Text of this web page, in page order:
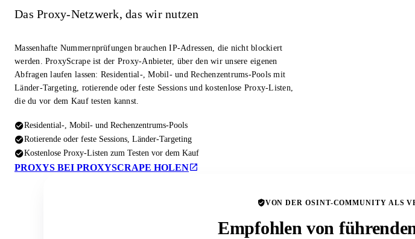
Das Proxy-Netzwerk, das wir nutzen
Massenhafte Nummernprüfungen brauchen IP-Adressen, die nicht blockiert
werden. ProxyScrape ist der Proxy-Anbieter, über den wir unsere eigenen
Abfragen laufen lassen: Residential-, Mobil- und Rechenzentrums-Pools mit
Länder-Targeting, rotierende oder feste Sessions und kostenlose Proxy-Listen,
die du vor dem Kauf testen kannst.
Residential-, Mobil- und Rechenzentrums-Pools
Rotierende oder feste Sessions, Länder-Targeting
Kostenlose Proxy-Listen zum Testen vor dem Kauf
PROXYS BEI PROXYSCRAPE HOLEN
VON DER OSINT-COMMUNITY ALS
Empfohlen von